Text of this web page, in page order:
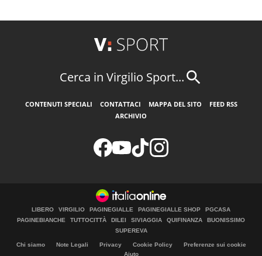
Cerca in Virgilio Sport...
CONTENUTI SPECIALI CONTATTACI MAPPA DEL SITO
FEED RSS
ARCHIVIO
LIBERO VIRGILIO PAGINEGIALLE PAGINEGIALLE SHOP
PGCASA
PAGINEBIANCHE
TUTTOCITTÀ DILEI SIVIAGGIA QUIFINANZA
BUONISSIMO
SUPEREVA
Chi siamo Note Legali Privacy Cookie Policy
Preferenze sui cookie
Aiuto